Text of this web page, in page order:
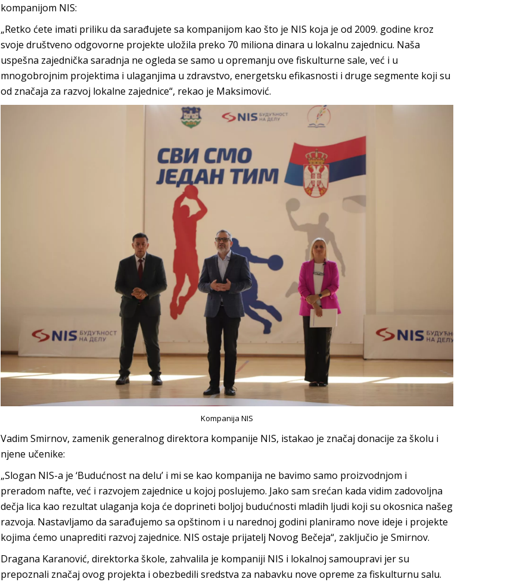
kompanijom NIS:
„Retko ćete imati priliku da sarađujete sa kompanijom kao što je NIS koja je od 2009. godine kroz
svoje društveno odgovorne projekte uložila preko 70 miliona dinara u lokalnu zajednicu. Naša
uspešna zajednička saradnja ne ogleda se samo u opremanju ove fiskulturne sale, već i u
mnogobrojnim projektima i ulaganjima u zdravstvo, energetsku efikasnosti i druge segmente koji su
od značaja za razvoj lokalne zajednice“, rekao je Maksimović.
Kompanija NIS
Vadim Smirnov, zamenik generalnog direktora kompanije NIS, istakao je značaj donacije za školu i
njene učenike:
„Slogan NIS-a je ‘Budućnost na delu’ i mi se kao kompanija ne bavimo samo proizvodnjom i
preradom nafte, već i razvojem zajednice u kojoj poslujemo. Jako sam srećan kada vidim zadovoljna
dečja lica kao rezultat ulaganja koja će doprineti boljoj budućnosti mladih ljudi koji su okosnica našeg
razvoja. Nastavljamo da sarađujemo sa opštinom i u narednoj godini planiramo nove ideje i projekte
kojima ćemo unaprediti razvoj zajednice. NIS ostaje prijatelj Novog Bečeja“, zaključio je Smirnov.
Dragana Karanović, direktorka škole, zahvalila je kompaniji NIS i lokalnoj samoupravi jer su
prepoznali značaj ovog projekta i obezbedili sredstva za nabavku nove opreme za fiskulturnu salu.